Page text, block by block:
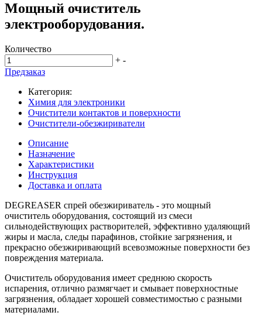
Мощный очиститель
электрооборудования.
Количество
+ -
Предзаказ
Категория:
Химия для электроники
Очистители контактов и поверхности
Очистители-обезжириватели
Описание
Назначение
Характеристики
Инструкция
Доставка и оплата
DEGREASER спрей обезжириватель - это мощный
очиститель оборудования, состоящий из смеси
сильнодействующих растворителей, эффективно удаляющий
жиры и масла, следы парафинов, стойкие загрязнения, и
прекрасно обезжиривающий всевозможные поверхности без
повреждения материала.
Очиститель оборудования имеет среднюю скорость
испарения, отлично размягчает и смывает поверхностные
загрязнения, обладает хорошей совместимостью с разными
материалами.